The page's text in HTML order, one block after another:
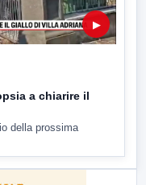
▶
a chiarire il
della prossima